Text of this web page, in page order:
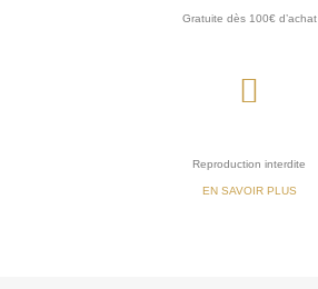
Gratuite dès 100€ d’achat
Reproduction interdite
EN SAVOIR PLUS